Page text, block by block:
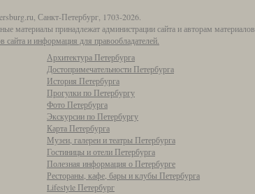
Санкт-Петербург, 1703-2026.
материалы принадлежат администрации сайта и авторам материалов.
сайта и информация для правообладателей.
Архитектура Петербурга
Достопримечательности Петербурга
История Петербурга
Прогулки по Петербургу
Фото Петербурга
Экскурсии по Петербургу
Карта Петербурга
Музеи, галереи и театры Петербурга
Гостиницы и отели Петербурга
Полезная информация о Петербурге
Рестораны, кафе, бары и клубы Петербурга
Lifestyle Петербург